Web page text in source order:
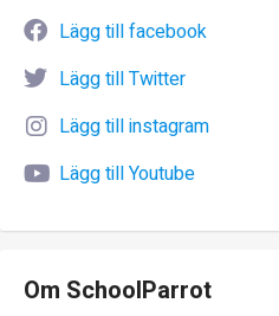
Lägg till facebook
Lägg till Twitter
Lägg till instagram
Lägg till Youtube
Om SchoolParrot